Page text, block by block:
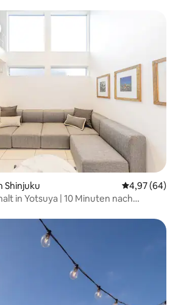
sqft), 5 Schlafzimmer, 2 Duschen
Shinjuku
4,97 (64)
in Yotsuya | 10 Minuten nach